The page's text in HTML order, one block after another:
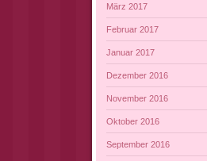
März 2017
Februar 2017
Januar 2017
Dezember 2016
November 2016
Oktober 2016
September 2016